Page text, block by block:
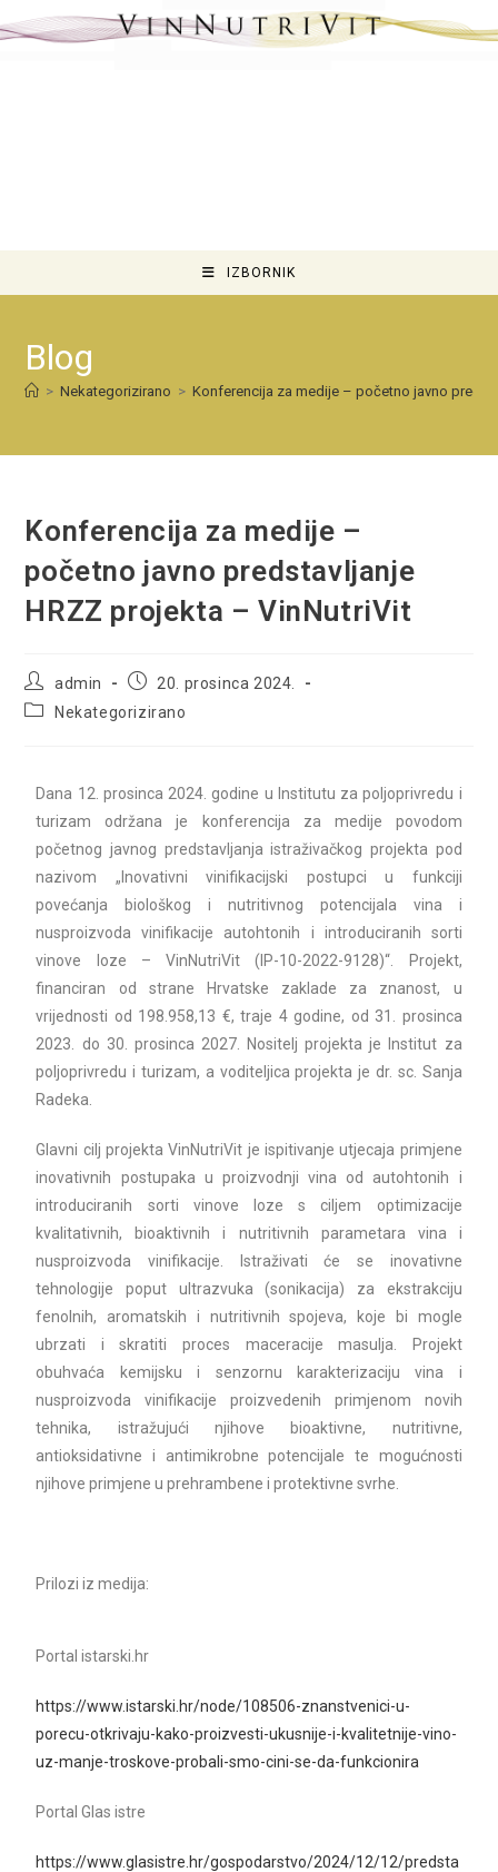
IZBORNIK
Blog
> Nekategorizirano > Konferencija za medije – početno javno
Konferencija za medije –
početno javno predstavljanje
HRZZ projekta – VinNutriVit
admin
20. prosinca 2024.
Nekategorizirano
Dana 12. prosinca 2024. godine u Institutu za poljoprivredu i
turizam održana je konferencija za medije povodom
početnog javnog predstavljanja istraživačkog projekta pod
nazivom „Inovativni vinifikacijski postupci u funkciji
povećanja biološkog i nutritivnog potencijala vina i
nusproizvoda vinifikacije autohtonih i introduciranih sorti
vinove loze – VinNutriVit (IP-10-2022-9128)“. Projekt,
financiran od strane Hrvatske zaklade za znanost, u
vrijednosti od 198.958,13 €, traje 4 godine, od 31. prosinca
2023. do 30. prosinca 2027. Nositelj projekta je Institut za
poljoprivredu i turizam, a voditeljica projekta je dr. sc. Sanja
Radeka.
Glavni cilj projekta VinNutriVit je ispitivanje utjecaja primjene
inovativnih postupaka u proizvodnji vina od autohtonih i
introduciranih sorti vinove loze s ciljem optimizacije
kvalitativnih, bioaktivnih i nutritivnih parametara vina i
nusproizvoda vinifikacije. Istraživati će se inovativne
tehnologije poput ultrazvuka (sonikacija) za ekstrakciju
fenolnih, aromatskih i nutritivnih spojeva, koje bi mogle
ubrzati i skratiti proces maceracije masulja. Projekt
obuhvaća kemijsku i senzornu karakterizaciju vina i
nusproizvoda vinifikacije proizvedenih primjenom novih
tehnika, istražujući njihove bioaktivne, nutritivne,
antioksidativne i antimikrobne potencijale te mogućnosti
njihove primjene u prehrambene i protektivne svrhe.
Prilozi iz medija:
Portal istarski.hr
https://www.istarski.hr/node/108506-znanstvenici-u-
porecu-otkrivaju-kako-proizvesti-ukusnije-i-kvalitetnije-vino-
uz-manje-troskove-probali-smo-cini-se-da-funkcionira
Portal Glas istre
https://www.glasistre.hr/gospodarstvo/2024/12/12/predsta